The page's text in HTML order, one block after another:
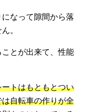
なって隙間から落
。
とが出来て、性能
トはもともとつい
自転車の作りが全